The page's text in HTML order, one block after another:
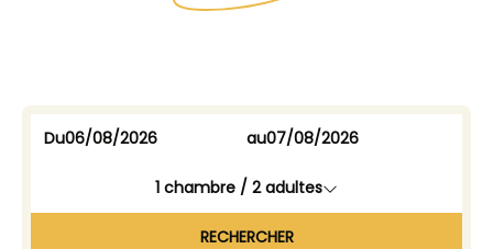
Du au
1 chambre / 2adultes
RECHERCHER